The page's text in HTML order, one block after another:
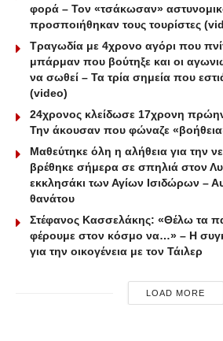
φορά – Τον «τσάκωσαν»
προσποιήθηκαν τους τουρίστες
Τραγωδία με 4χρονο αγόρι που
μπάρμαν που βούτηξε και οι
να σωθεί – Τα τρία σημεία που
(video)
24χρονος κλείδωσε 17χρονη
Την άκουσαν που φώναζε
Μαθεύτηκε όλη η αλήθεια για την
βρέθηκε σήμερα σε σπηλιά στον
εκκλησάκι των Αγίων Ισιδώρων –
θανάτου
Στέφανος Κασσελάκης: «Θέλω τα
φέρουμε στον κόσμο να…» – Η
για την οικογένεια με τον Τάιλερ
LOAD MORE